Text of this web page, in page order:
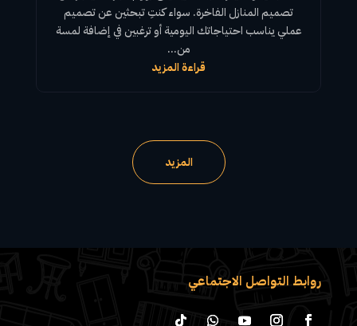
تصميم المنازل الفاخرة. سواء كنتِ تبحثين عن تصميم
عملي يناسب احتياجاتك اليومية أو ترغبين في إضافة لمسة
من...
قراءة المزيد
المزيد
روابط التواصل الاجتماعي